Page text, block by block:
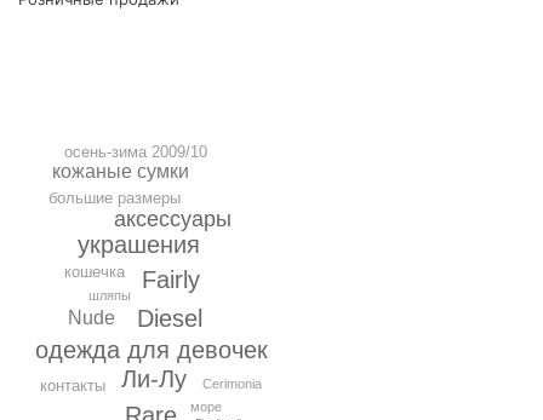
одежда для девочек
Ли-Лу
Diesel
Fairly
украшения
аксессуары
Nude
кожаные сумки
кошечка
большие размеры
контакты
осень-зима 2009/10
Cerimonia
шляпы
море